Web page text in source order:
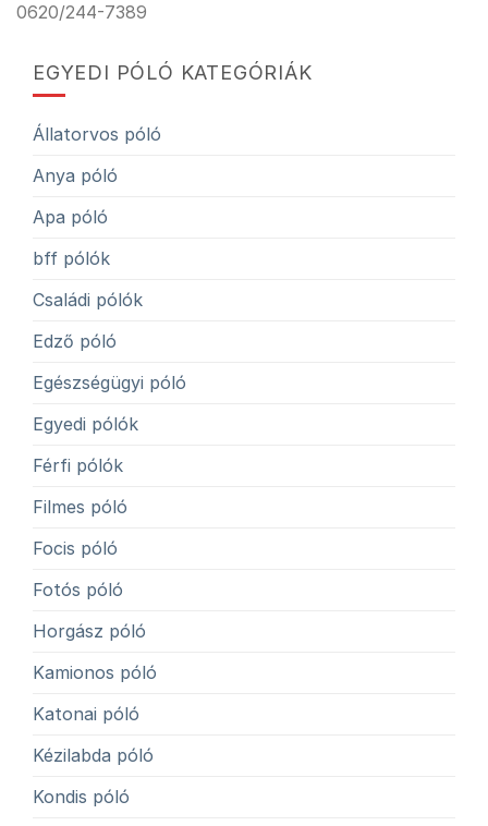
0620/244-7389
EGYEDI PÓLÓ KATEGÓRIÁK
Állatorvos póló
Anya póló
Apa póló
bff pólók
Családi pólók
Edző póló
Egészségügyi póló
Egyedi pólók
Férfi pólók
Filmes póló
Focis póló
Fotós póló
Horgász póló
Kamionos póló
Katonai póló
Kézilabda póló
Kondis póló